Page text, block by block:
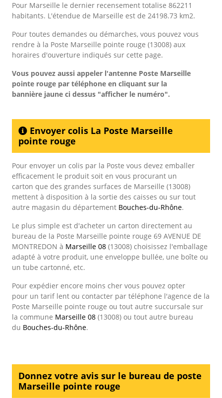
Pour Marseille le dernier recensement totalise 862211
habitants. L'étendue de Marseille est de 24198.73 km2.
Pour toutes demandes ou démarches, vous pouvez vous
rendre à la Poste Marseille pointe rouge (13008) aux
horaires d'ouverture indiqués sur cette page.
Vous pouvez aussi appeler l'antenne Poste Marseille
pointe rouge par téléphone en cliquant sur la
bannière jaune ci dessus "afficher le numéro".
Envoyer colis La Poste Marseille
pointe rouge
Pour envoyer un colis par la Poste vous devez emballer
efficacement le produit soit en vous procurant un
carton que des grandes surfaces de Marseille (13008)
mettent à disposition à la sortie des caisses ou sur tout
autre magasin du département Bouches-du-Rhône.
Le plus simple est d'acheter un carton directement au
bureau de la Poste Marseille pointe rouge 69 AVENUE DE
MONTREDON à Marseille 08 (13008) choisissez l'emballage
adapté à votre produit, une enveloppe bullée, une boîte ou
un tube cartonné, etc.
Pour expédier encore moins cher vous pouvez opter
pour un tarif lent ou contacter par téléphone l'agence de la
Poste Marseille pointe rouge ou tout autre succursale sur
la commune Marseille 08 (13008) ou tout autre bureau
du Bouches-du-Rhône.
Donnez votre avis sur le bureau de poste
Marseille pointe rouge